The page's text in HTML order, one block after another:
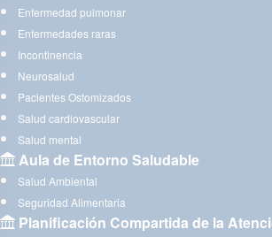
Enfermedad pulmonar
Enfermedades raras
Incontinencia
Neurosalud
Pacientes Ostomizados
Salud cardiovascular
Salud mental
Aula de Entorno Saludable
Salud Ambiental
Seguridad Alimentaria
Planificación Compartida de la